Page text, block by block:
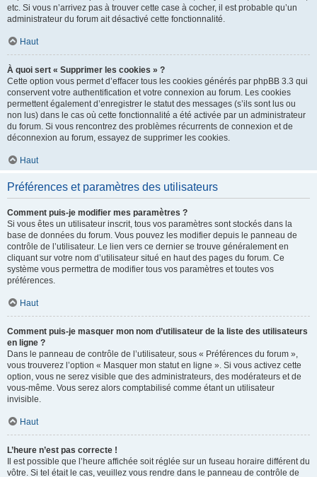
etc. Si vous n’arrivez pas à trouver cette case à cocher, il est probable qu’un
administrateur du forum ait désactivé cette fonctionnalité.
Haut
À quoi sert « Supprimer les cookies » ?
Cette option vous permet d’effacer tous les cookies générés par phpBB 3.3 qui
conservent votre authentification et votre connexion au forum. Les cookies
permettent également d’enregistrer le statut des messages (s’ils sont lus ou
non lus) dans le cas où cette fonctionnalité a été activée par un administrateur
du forum. Si vous rencontrez des problèmes récurrents de connexion et de
déconnexion au forum, essayez de supprimer les cookies.
Haut
Préférences et paramètres des utilisateurs
Comment puis-je modifier mes paramètres ?
Si vous êtes un utilisateur inscrit, tous vos paramètres sont stockés dans la
base de données du forum. Vous pouvez les modifier depuis le panneau de
contrôle de l’utilisateur. Le lien vers ce dernier se trouve généralement en
cliquant sur votre nom d’utilisateur situé en haut des pages du forum. Ce
système vous permettra de modifier tous vos paramètres et toutes vos
préférences.
Haut
Comment puis-je masquer mon nom d’utilisateur de la liste des utilisateurs
en ligne ?
Dans le panneau de contrôle de l’utilisateur, sous « Préférences du forum »,
vous trouverez l’option « Masquer mon statut en ligne ». Si vous activez cette
option, vous ne serez visible que des administrateurs, des modérateurs et de
vous-même. Vous serez alors comptabilisé comme étant un utilisateur
invisible.
Haut
L’heure n’est pas correcte !
Il est possible que l’heure affichée soit réglée sur un fuseau horaire différent du
vôtre. Si tel était le cas, veuillez vous rendre dans le panneau de contrôle de